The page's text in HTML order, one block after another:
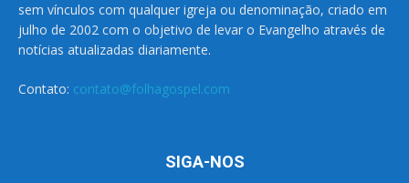
sem vínculos com qualquer igreja ou denominação, criado em
julho de 2002 com o objetivo de levar o Evangelho através de
notícias atualizadas diariamente.
Contato: contato@folhagospel.com
SIGA-NOS